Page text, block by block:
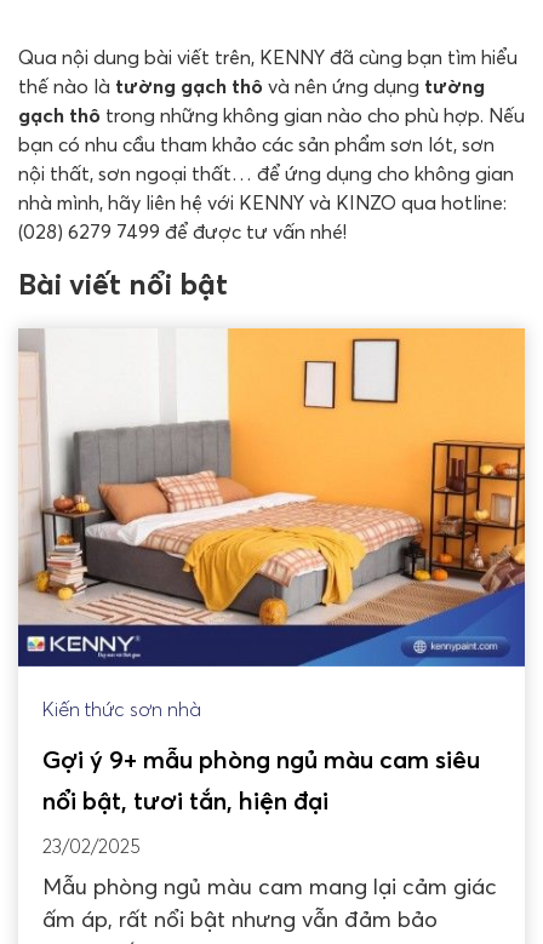
Qua nội dung bài viết trên, KENNY đã cùng bạn tìm hiểu
thế nào là tường gạch thô và nên ứng dụng tường
gạch thô trong những không gian nào cho phù hợp. Nếu
bạn có nhu cầu tham khảo các sản phẩm sơn lót, sơn
nội thất, sơn ngoại thất… để ứng dụng cho không gian
nhà mình, hãy liên hệ với KENNY và KINZO qua hotline:
(028) 6279 7499 để được tư vấn nhé!
Bài viết nổi bật
Kiến thức sơn nhà
Gợi ý 9+ mẫu phòng ngủ màu cam siêu
nổi bật, tươi tắn, hiện đại
23/02/2025
Mẫu phòng ngủ màu cam mang lại cảm giác
ấm áp, rất nổi bật nhưng vẫn đảm bảo